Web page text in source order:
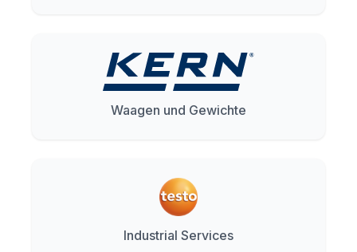
Waagen und Gewichte
Industrial Services